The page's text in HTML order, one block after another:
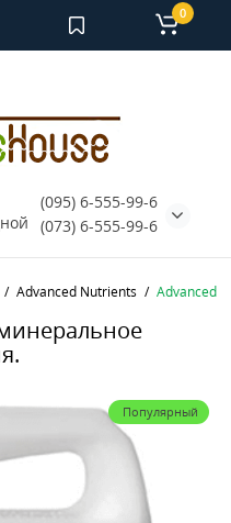
(095) 6-555-99-6
(073) 6-555-99-6
0
Advanced Nutrients Advanced
Популярный